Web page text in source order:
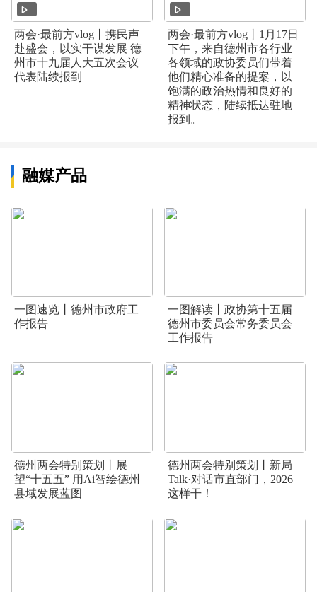
两会·最前方vlog丨携民声
赴盛会，以实干谋发展 德
州市十九届人大五次会议
代表陆续报到
两会·最前方vlog丨1月17日
下午，来自德州市各行业
各领域的政协委员们带着
他们精心准备的提案，以
饱满的政治热情和良好的
精神状态，陆续抵达驻地
报到。
融媒产品
一图速览丨德州市政府工
作报告
一图解读丨政协第十五届
德州市委员会常务委员会
工作报告
德州两会特别策划丨展
望“十五五” 用Ai智绘德州
县域发展蓝图
德州两会特别策划丨新局
Talk·对话市直部门，2026
这样干！